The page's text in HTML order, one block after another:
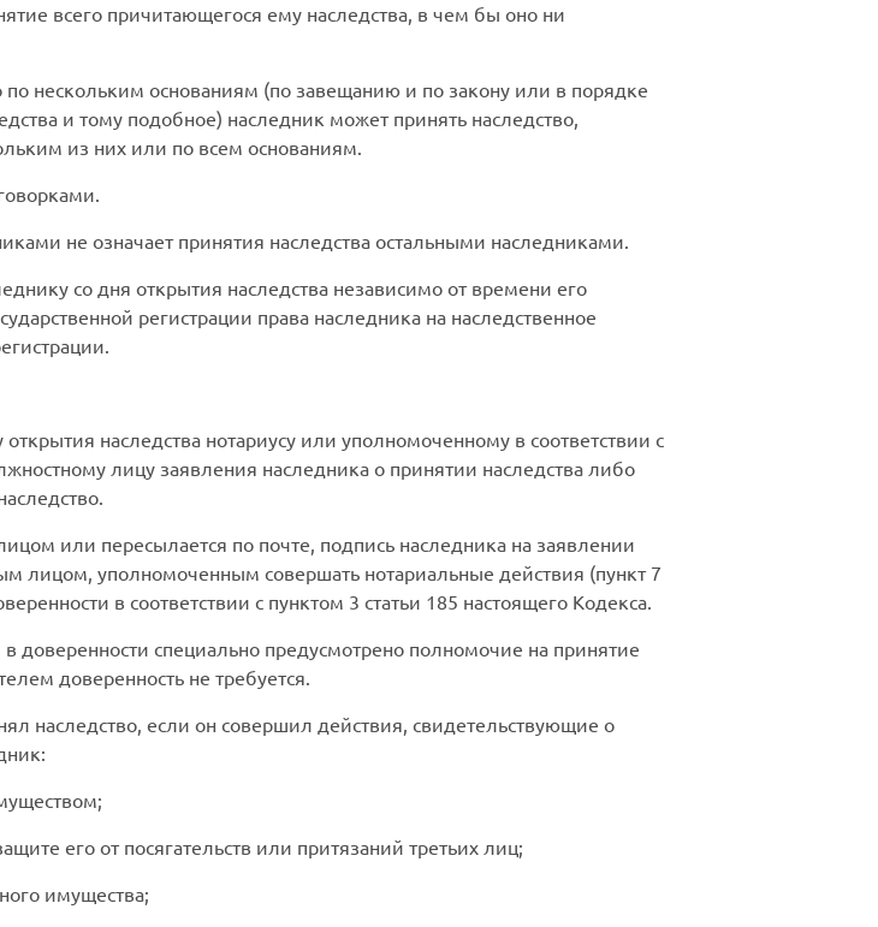
всего причитающегося ему наследства, в чем бы оно ни
нескольким основаниям (по завещанию и по закону или в порядке
и тому подобное) наследник может принять наследство,
из них или по всем основаниям.
не означает принятия наследства остальными наследниками.
со дня открытия наследства независимо от времени его
регистрации права наследника на наследственное
наследства нотариусу или уполномоченному в соответствии с
лицу заявления наследника о принятии наследства либо
или пересылается по почте, подпись наследника на заявлении
лицом, уполномоченным совершать нотариальные действия (пункт 7
в соответствии с пунктом 3 статьи 185 настоящего Кодекса.
доверенности специально предусмотрено полномочие на принятие
доверенность не требуется.
наследство, если он совершил действия, свидетельствующие о
его от посягательств или притязаний третьих лиц;
имущества;